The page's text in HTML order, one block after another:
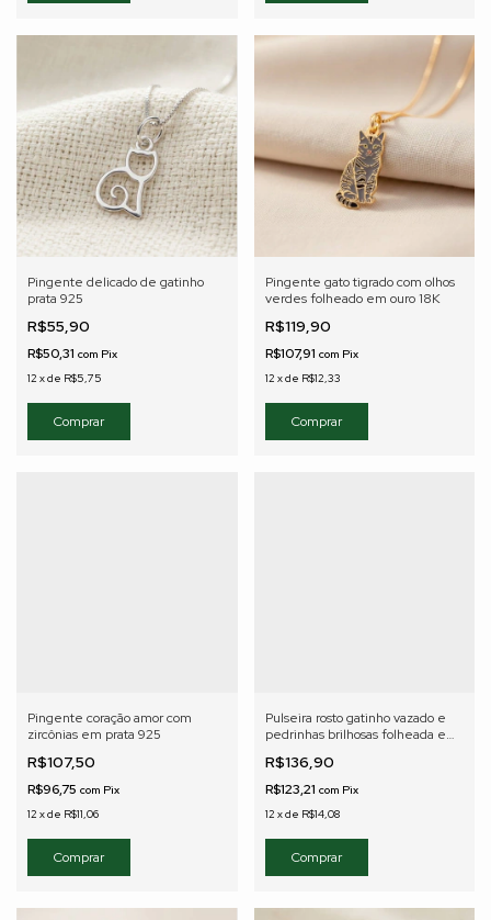
Pingente delicado de gatinho
prata 925
R$55,90
R$50,31 com Pix
12 xde R$5,75
Pingente gato tigrado com olhos
verdes folheado em ouro 18K
R$119,90
R$107,91 com Pix
12 xde R$12,33
Pingente coração amor com
zircônias em prata 925
R$107,50
R$96,75 com Pix
12 xde R$11,06
Pulseira rosto gatinho vazado e
pedrinhas brilhosas folheada em
R$136,90
R$123,21 com Pix
12 xde R$14,08